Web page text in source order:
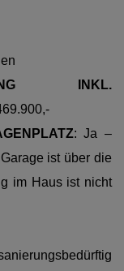
INKL.
: Ja –
ist über die
im Haus ist nicht